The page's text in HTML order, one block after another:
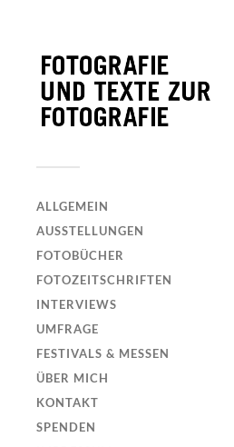
ALLGEMEIN
AUSSTELLUNGEN
FOTOBÜCHER
FOTOZEITSCHRIFTEN
INTERVIEWS
UMFRAGE
FESTIVALS & MESSEN
ÜBER MICH
KONTAKT
SPENDEN